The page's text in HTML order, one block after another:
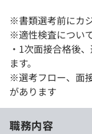
※書類選考前にカ
※適性検査につい
・1次面接合格後
ます。
※選考フロー、面
があります
職務内容